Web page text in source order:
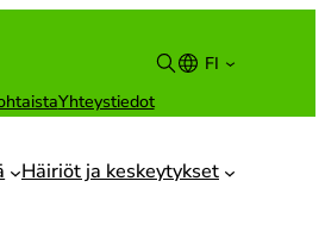
Yhteystiedot
FI
Suomi
Häiriöt ja keskeytykset